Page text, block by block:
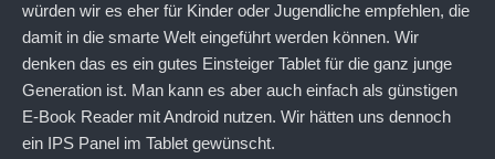
würden wir es eher für Kinder oder Jugendliche empfehlen, die
damit in die smarte Welt eingeführt werden können. Wir
denken das es ein gutes Einsteiger Tablet für die ganz junge
Generation ist. Man kann es aber auch einfach als günstigen
E-Book Reader mit Android nutzen. Wir hätten uns dennoch
ein IPS Panel im Tablet gewünscht.